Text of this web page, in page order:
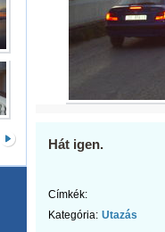
Hát igen.
Címkék:
Kategória: Utazás